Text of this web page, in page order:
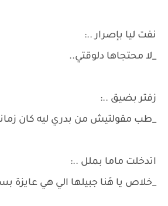
نفت ليا بإصرار ..:
_لا محتجاها دلوقتي..
زفتر بضيق ..:
_طب مقولتيش من بدري ليه كان
اتدخلت ماما بملل ..:
_خلاص يا هَنا جبيلها الي هي عايزة